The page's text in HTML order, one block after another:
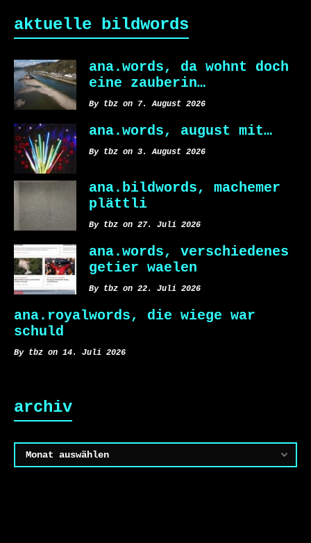
aktuelle bildwords
ana.words, da wohnt doch
eine zauberin…
By tbz on 7. August 2026
ana.words, august mit…
By tbz on 3. August 2026
ana.bildwords, machemer
plättli
By tbz on 27. Juli 2026
ana.words, verschiedenes
getier waelen
By tbz on 22. Juli 2026
ana.royalwords, die wiege war
schuld
By tbz on 14. Juli 2026
archiv
Archiv